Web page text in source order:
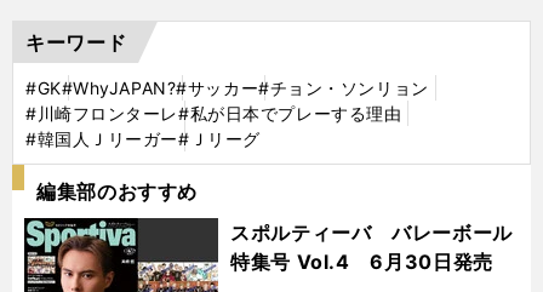
キーワード
#GK#WhyJAPAN?#サッカー#チョン・ソンリョン
#川崎フロンターレ#私が日本でプレーする理由
#韓国人Ｊリーガー#Ｊリーグ
編集部のおすすめ
スポルティーバ バレーボール
特集号 Vol.4 6月30日発売